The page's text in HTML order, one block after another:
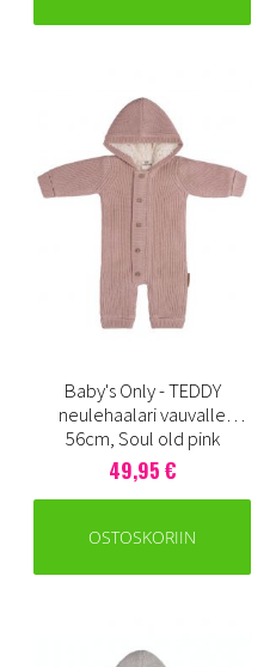
Baby's Only - TEDDY
neulehaalari vauvalle
56cm, Soul old pink
49,95 €
OSTOSKORIIN